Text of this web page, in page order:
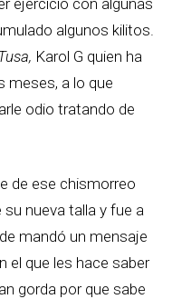
ejercicio con algunas
algunos kilitos.
Karol G quien ha
meses, a lo que
odio tratando de
de ese chismorreo
nueva talla y fue a
mandó un mensaje
el que les hace saber
gorda por que sabe